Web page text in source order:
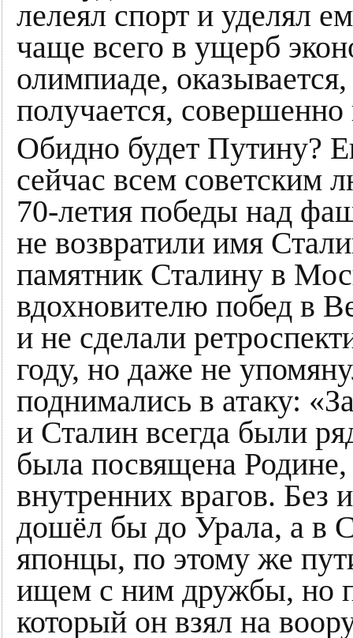
лелеял спорт и уделял
чаще всего в ущерб
олимпиаде,
получается,
Обидно будет Путину?
сейчас всем советским
70-летия победы над
не возвратили имя
памятник Сталину в
вдохновителю побед в
и не сделали
году, но даже не
поднимались в атаку:
и Сталин всегда были
была посвящена
внутренних врагов. Без
дошёл бы до Урала, а в
японцы, по этому же
ищем с ним дружбы, но
который он взял на